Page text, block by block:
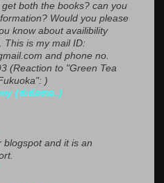
both the books? can you
Would you please
know about availibility
This is my mail ID:
and phone no.
(Reaction to "Green Tea
)
(ಕುಕೂಊ..)
blogspot and it is an